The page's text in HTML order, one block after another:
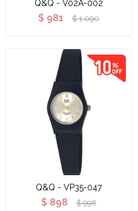
Q&Q - V02A-002
$ 981 $ 1.090
Q&Q - VP35-047
$ 898 $ 998